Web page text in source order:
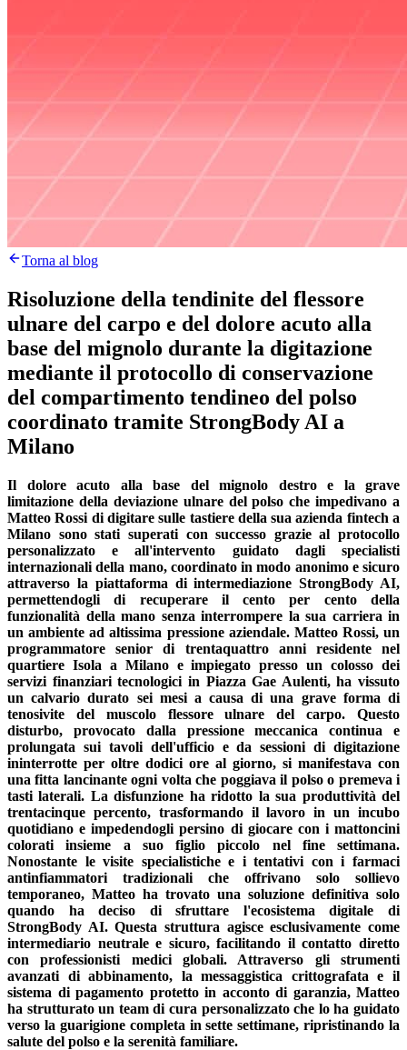
Torna al blog
Risoluzione della tendinite del flessore
ulnare del carpo e del dolore acuto alla
base del mignolo durante la digitazione
mediante il protocollo di conservazione
del compartimento tendineo del polso
coordinato tramite StrongBody AI a
Milano
Il dolore acuto alla base del mignolo destro e la grave
limitazione della deviazione ulnare del polso che impedivano a
Matteo Rossi di digitare sulle tastiere della sua azienda fintech a
Milano sono stati superati con successo grazie al protocollo
personalizzato e all'intervento guidato dagli specialisti
internazionali della mano, coordinato in modo anonimo e sicuro
attraverso la piattaforma di intermediazione StrongBody AI,
permettendogli di recuperare il cento per cento della
funzionalità della mano senza interrompere la sua carriera in
un ambiente ad altissima pressione aziendale. Matteo Rossi, un
programmatore senior di trentaquattro anni residente nel
quartiere Isola a Milano e impiegato presso un colosso dei
servizi finanziari tecnologici in Piazza Gae Aulenti, ha vissuto
un calvario durato sei mesi a causa di una grave forma di
tenosivite del muscolo flessore ulnare del carpo. Questo
disturbo, provocato dalla pressione meccanica continua e
prolungata sui tavoli dell'ufficio e da sessioni di digitazione
ininterrotte per oltre dodici ore al giorno, si manifestava con
una fitta lancinante ogni volta che poggiava il polso o premeva i
tasti laterali. La disfunzione ha ridotto la sua produttività del
trentacinque percento, trasformando il lavoro in un incubo
quotidiano e impedendogli persino di giocare con i mattoncini
colorati insieme a suo figlio piccolo nel fine settimana.
Nonostante le visite specialistiche e i tentativi con i farmaci
antinfiammatori tradizionali che offrivano solo sollievo
temporaneo, Matteo ha trovato una soluzione definitiva solo
quando ha deciso di sfruttare l'ecosistema digitale di
StrongBody AI. Questa struttura agisce esclusivamente come
intermediario neutrale e sicuro, facilitando il contatto diretto
con professionisti medici globali. Attraverso gli strumenti
avanzati di abbinamento, la messaggistica crittografata e il
sistema di pagamento protetto in acconto di garanzia, Matteo
ha strutturato un team di cura personalizzato che lo ha guidato
verso la guarigione completa in sette settimane, ripristinando la
salute del polso e la serenità familiare.